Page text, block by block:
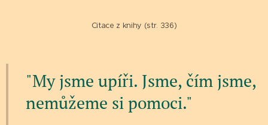
Citace z knihy (str. 336)
"My jsme upíři. Jsme, čím jsme,
nemůžeme si pomoci."